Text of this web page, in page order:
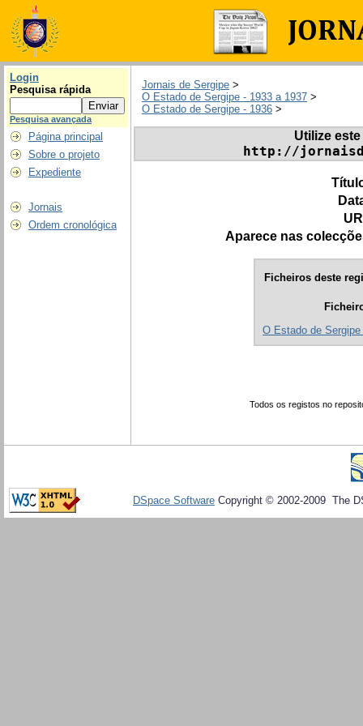
Login
Pesquisa rápida
Pesquisa avançada
Página principal
Sobre o projeto
Expediente
Jornais
Ordem cronológica
Jornais de Sergipe >
O Estado de Sergipe - 1933 a 1937 >
O Estado de Sergipe - 1936 >
Utilize
http://
Aparece nas
Ficheiros deste
O Estado de
Todos os registos no
DSpace Software Copyright © 2002-2009 The